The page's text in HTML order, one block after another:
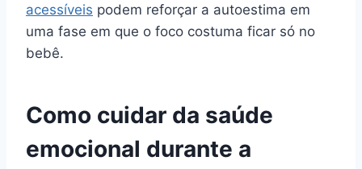
acessíveis podem reforçar a autoestima em
uma fase em que o foco costuma ficar só no
bebê.
Como cuidar da saúde
emocional durante a